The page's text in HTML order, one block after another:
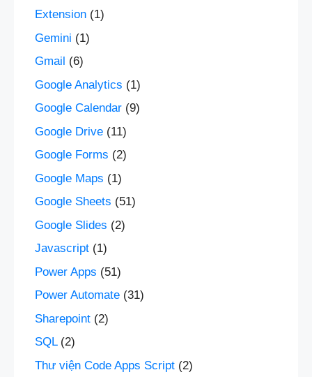
Extension (1)
Gemini (1)
Gmail (6)
Google Analytics (1)
Google Calendar (9)
Google Drive (11)
Google Forms (2)
Google Maps (1)
Google Sheets (51)
Google Slides (2)
Javascript (1)
Power Apps (51)
Power Automate (31)
Sharepoint (2)
SQL(2)
Thư viện Code Apps Script (2)